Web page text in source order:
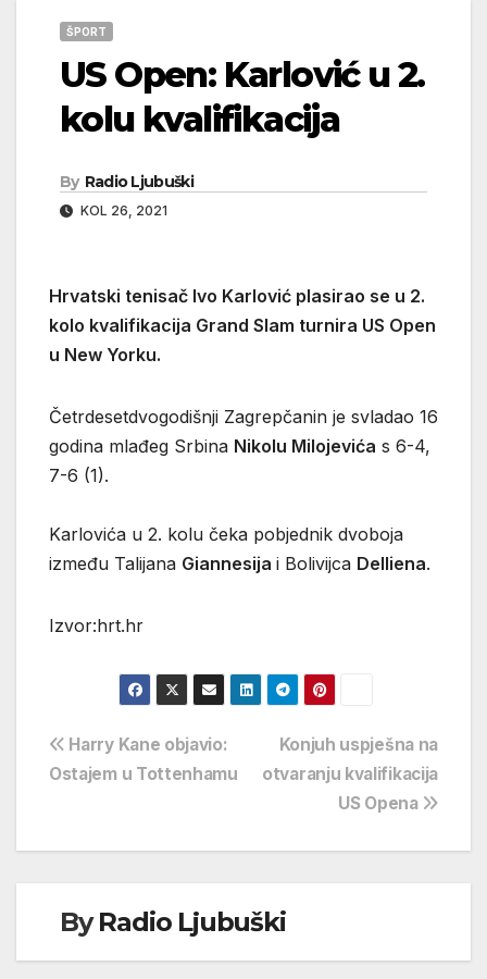
ŠPORT
US Open: Karlović u 2.
kolu kvalifikacija
By Radio Ljubuški
KOL 26, 2021
Hrvatski tenisač Ivo Karlović plasirao se u 2.
kolo kvalifikacija Grand Slam turnira US Open
u New Yorku.
Četrdesetdvogodišnji Zagrepčanin je svladao 16
godina mlađeg Srbina Nikolu Milojevića s 6-4,
7-6 (1).
Karlovića u 2. kolu čeka pobjednik dvoboja
između Talijana Giannesija i Bolivijca Delliena.
Izvor:hrt.hr
Navigacija
objava
Konjuh uspješna na
otvaranju kvalifikacija
US Opena
Harry Kane objavio:
Ostajem u Tottenhamu
ByRadio Ljubuški